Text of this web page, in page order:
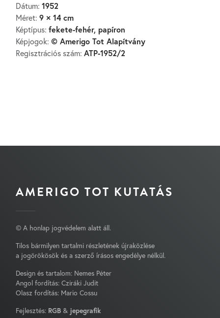
Dátum: 1952
Méret: 9 × 14 cm
Képtípus: fekete-fehér, papíron
Képjogok: © Amerigo Tot Alapítvány
Regisztrációs szám: ATP-1952/2
AMERIGO TOT KUTATÁS
© A honlap jogvédelem alatt áll.
Tilos bármilyen tartalmi részletének újraközlése
a jogörökösök és a szerző írásos engedélye nélkül.
Design és tartalom: Nemes Péter
Angol fordítás: Cziráki Judit
Olasz fordítás: Mario Cossu
Fejlesztés: RGB & jepegrafik